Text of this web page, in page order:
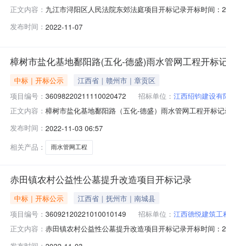
正文内容： 九江市浔阳区人民法院东郊法庭项目开标记录开标时间
间:ThuNov0315:30:04CST2022,投标人名称:江西强宇建
发布时间： 2022-11-07
樟树市盐化基地鄱阳路(五化-德盛)雨水管网工程开标
中标｜开标公示
江西省｜赣州市｜章贡区
项目编号： 36098220211110020472 招标单位： 江西绍钧建设有
正文内容： 樟树市盐化基地鄱阳路（五化-德盛）雨水管网工程开标
间:TueNov0116:37:13CST2022,投标人名称:江西中稳建
发布时间： 2022-11-03 06:57
相关产品：
雨水管网工程
赤田镇农村公益性公墓提升改造项目开标记录
中标｜开标公示
江西省｜抚州市｜南城县
项目编号： 36092120221010010149 招标单位： 江西德悦建筑工
正文内容： 赤田镇农村公益性公墓提升改造项目开标记录开标时间